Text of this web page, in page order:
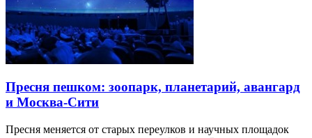
Пресня пешком: зоопарк, планетарий, авангард
и Москва-Сити
Пресня меняется от старых переулков и научных площадок